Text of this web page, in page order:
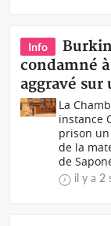
Info
condamné
aggravé
La
instance
prison
de la
de
il y a 2